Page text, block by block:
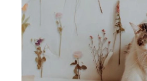
DANIA GŁÓWNE
CIASTA I DESERY
DODATKI